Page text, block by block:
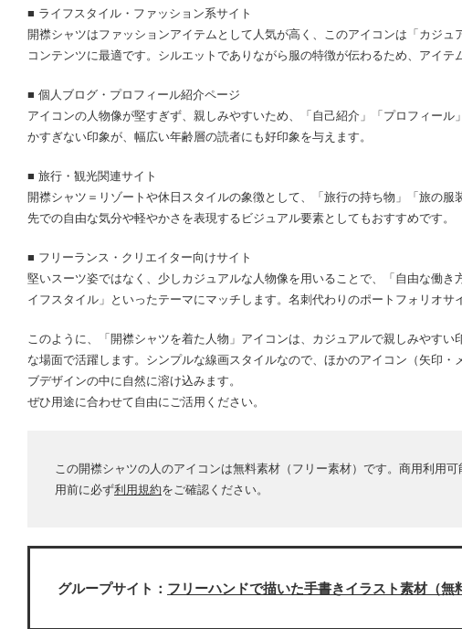
■ ライフスタイル・ファッション系サイト
開襟シャツはファッションアイテムとして人気が高く、このアイコンは「カジ
コンテンツに最適です。シルエットでありながら服の特徴が伝わるため、アイテ
■ 個人ブログ・プロフィール紹介ページ
アイコンの人物像が堅すぎず、親しみやすいため、「自己紹介」「プロフィー
かすぎない印象が、幅広い年齢層の読者にも好印象を与えます。
■ 旅行・観光関連サイト
開襟シャツ＝リゾートや休日スタイルの象徴として、「旅行の持ち物」「旅の
先での自由な気分や軽やかさを表現するビジュアル要素としてもおすすめです。
■ フリーランス・クリエイター向けサイト
堅いスーツ姿ではなく、少しカジュアルな人物像を用いることで、「自由な働
イフスタイル」といったテーマにマッチします。名刺代わりのポートフォリオサ
このように、「開襟シャツを着た人物」アイコンは、カジュアルで親しみやす
な場面で活躍します。シンプルな線画スタイルなので、ほかのアイコン（矢印
ブデザインの中に自然に溶け込みます。
ぜひ用途に合わせて自由にご活用ください。
この開襟シャツの人のアイコンは無料素材（フリー素材）です。商用利用
用前に必ず利用規約をご確認ください。
グループサイト： フリーハンドで描いた手書きイラスト素材（無